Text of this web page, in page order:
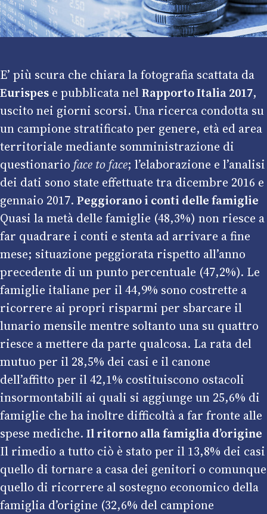
E’ più scura che chiara la fotografia scattata da
Eurispes e pubblicata nelRapporto Italia 2017,
uscito nei giorni scorsi. Una ricerca condotta su
un campione stratificato per genere, età ed area
territoriale mediante somministrazione di
questionario face to face; l’elaborazione e l’analisi
dei dati sono state effettuate tra dicembre 2016 e
gennaio 2017. Peggiorano i conti delle famiglie
Quasi la metà delle famiglie (48,3%) non riesce a
far quadrare i conti e stenta ad arrivare a fine
mese; situazione peggiorata rispetto all’anno
precedente di un punto percentuale (47,2%). Le
famiglie italiane per il 44,9% sono costrette a
ricorrere ai propri risparmi per sbarcare il
lunario mensile mentre soltanto una su quattro
riesce a mettere da parte qualcosa. La rata del
mutuo per il 28,5% dei casi e il canone
dell’affitto per il 42,1% costituiscono ostacoli
insormontabili ai quali si aggiunge un 25,6% di
famiglie che ha inoltre difficoltà a far fronte alle
spese mediche. Il ritorno alla famiglia d’origine
Il rimedio a tutto ciò è stato per il 13,8% dei casi
quello di tornare a casa dei genitori o comunque
quello di ricorrere al sostegno economico della
famiglia d’origine (32,6% del campione